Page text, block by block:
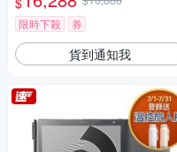
限時下殺
券
貨到通知我